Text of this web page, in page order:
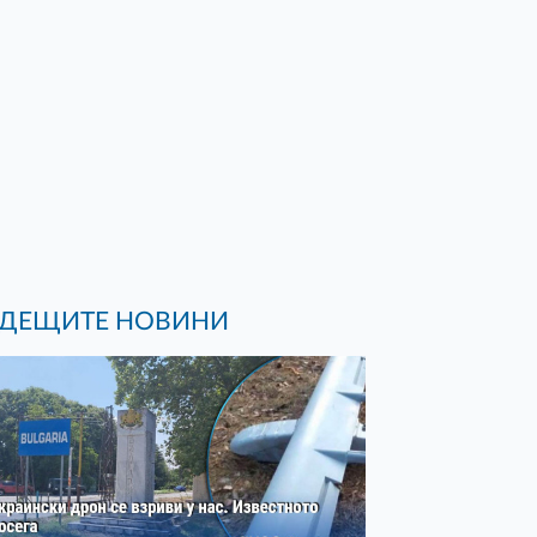
НОВИНИ